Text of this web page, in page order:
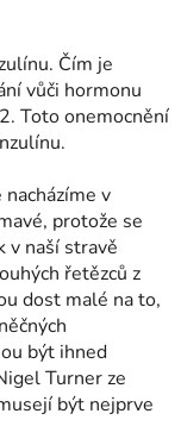
Čím je
vůči hormonu
Toto onemocnění
v
protože se
v naší stravě
řetězců z
dost malé na to,
být ihned
Turner ze
být nejprve